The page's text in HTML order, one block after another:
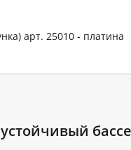
арт. 25010 - платина